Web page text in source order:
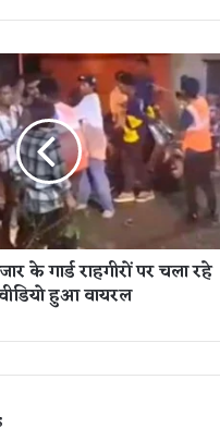
के गार्ड राहगीरों पर चला रहे
हुआ वायरल